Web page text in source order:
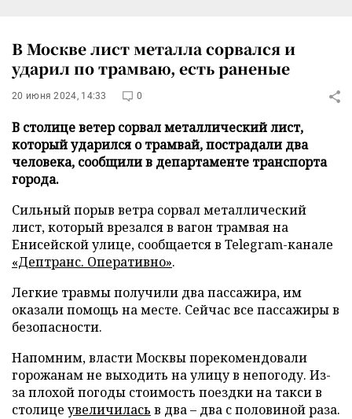
В Москве лист металла сорвался и
ударил по трамваю, есть раненые
20 июня 2024, 14:33 0
В столице ветер сорвал металлический лист,
который ударился о трамвай, пострадали два
человека, сообщили в департаменте транспорта
города.
Сильный порыв ветра сорвал металлический
лист, который врезался в вагон трамвая на
Енисейской улице, сообщается в Telegram-канале
«Дептранс. Оперативно».
Легкие травмы получили два пассажира, им
оказали помощь на месте. Сейчас все пассажиры в
безопасности.
Напомним, власти Москвы порекомендовали
горожанам не выходить на улицу в непогоду. Из-
за плохой погоды стоимость поездки на такси в
столице увеличилась в два – два с половиной раза.